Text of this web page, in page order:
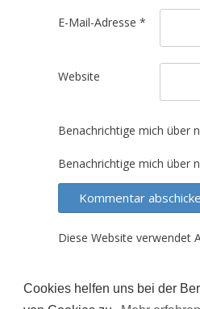
Cookies helfen uns bei der
o
E-Mail-Adresse *
Website
Benachrichtige mich über
Benachrichtige mich über
Diese Website verwendet